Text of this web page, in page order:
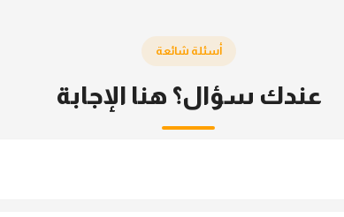
أسئلة شائعة
عندك سؤال؟ هنا الإجابة